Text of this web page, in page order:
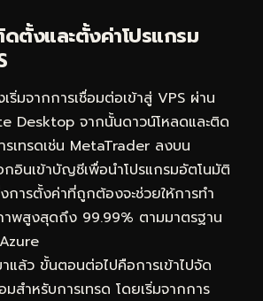
ตั้งและตั้งค่าโปรแกรม
มจากการเชื่อมต่อเข้าสู่ VPS ผ่าน
Desktop จากนั้นดาวน์โหลดและติด
เทรดเช่น MetaTrader ลงบน
กอินเข้าบัญชีเพื่อนำโปรแกรมอัตโนมัติ
งการตั้งค่าที่ถูกต้องจะช่วยให้การทำ
าพสูงสุดถึง 99.99% ตามมาตรฐาน
าแล้ว ขั้นตอนต่อไปคือการเข้าไปจัด
มสำหรับการเทรด โดยเริ่มจากการ